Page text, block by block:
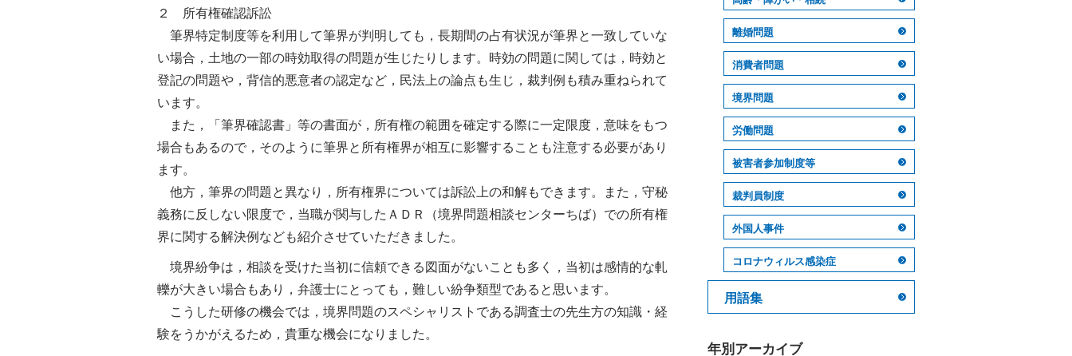
２ 所有権確認訴訟
筆界特定制度等を利用して筆界が判明しても，長期間の占有状況が筆界と一致していな
い場合，土地の一部の時効取得の問題が生じたりします。時効の問題に関しては，時効と
登記の問題や，背信的悪意者の認定など，民法上の論点も生じ，裁判例も積み重ねられて
います。
また，「筆界確認書」等の書面が，所有権の範囲を確定する際に一定限度，意味をもつ
場合もあるので，そのように筆界と所有権界が相互に影響することも注意する必要があり
ます。
他方，筆界の問題と異なり，所有権界については訴訟上の和解もできます。また，守秘
義務に反しない限度で，当職が関与したＡＤＲ（境界問題相談センターちば）での所有権
界に関する解決例なども紹介させていただきました。
境界紛争は，相談を受けた当初に信頼できる図面がないことも多く，当初は感情的な軋
轢が大きい場合もあり，弁護士にとっても，難しい紛争類型であると思います。
こうした研修の機会では，境界問題のスペシャリストである調査士の先生方の知識・経
験をうかがえるため，貴重な機会になりました。
離婚問題
消費者問題
境界問題
労働問題
被害者参加制度等
裁判員制度
外国人事件
コロナウィルス感染症
用語集
年別アーカイブ